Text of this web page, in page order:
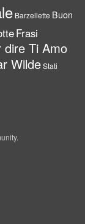
Barzellette Buon
Frasi
dire Ti Amo
WildeStati